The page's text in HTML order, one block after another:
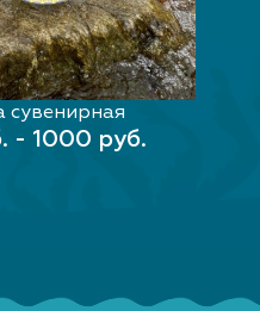
ПАРАМЕТРЫ
сувенирная
- 1000 руб.